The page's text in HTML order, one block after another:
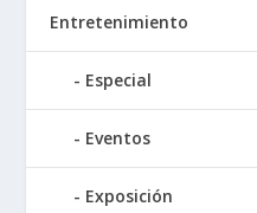
Entretenimiento
Especial
Eventos
Exposición